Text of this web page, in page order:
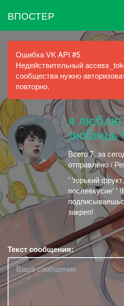
ВПОСТЕР
Ошибка VK API #5
Недействительный
сообщества нужно
повторно.
я люблю
любишь
Всего 7, за
отправлено /
' 'горький
послевкусие' '
закреп!
Текст сообщения: